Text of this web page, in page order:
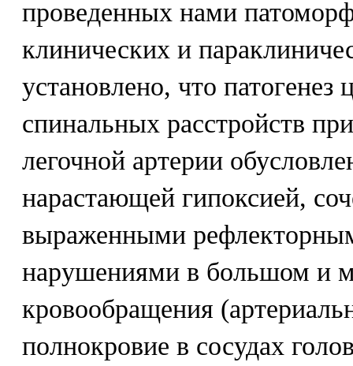
проведенных нами
клинических и
установлено, что патогенез
спинальных расстройств
легочной артерии
нарастающей гипоксией,
выраженными
нарушениями в большом и
кровообращения
полнокровие в сосудах